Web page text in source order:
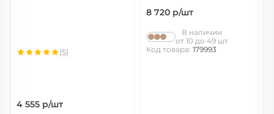
4 555 р/шт
(5)
8 720 р/шт
В наличии
от 10 до 49 шт
Код товара: 179993